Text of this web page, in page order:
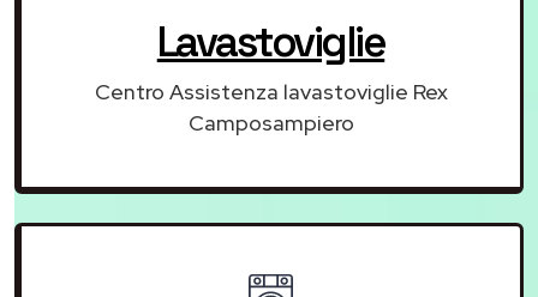
Lavastoviglie
Centro Assistenza lavastoviglie Rex
Camposampiero